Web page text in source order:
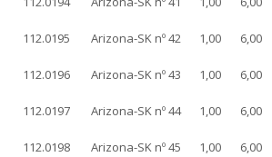
112.0195 Arizona-SK nº 42 1,00 6,00
112.0196 Arizona-SK nº 43 1,00 6,00
112.0197 Arizona-SK nº 44 1,00 6,00
112.0198 Arizona-SK nº 45 1,00 6,00